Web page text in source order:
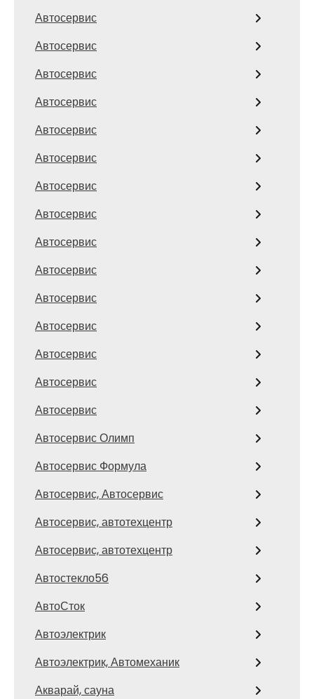
Автосервис
Автосервис
Автосервис
Автосервис
Автосервис
Автосервис
Автосервис
Автосервис
Автосервис
Автосервис
Автосервис
Автосервис
Автосервис
Автосервис
Автосервис
Автосервис Олимп
Автосервис Формула
Автосервис, Автосервис
Автосервис, автотехцентр
Автосервис, автотехцентр
Автостекло56
АвтоСток
Автоэлектрик
Автоэлектрик, Автомеханик
Акварай, сауна